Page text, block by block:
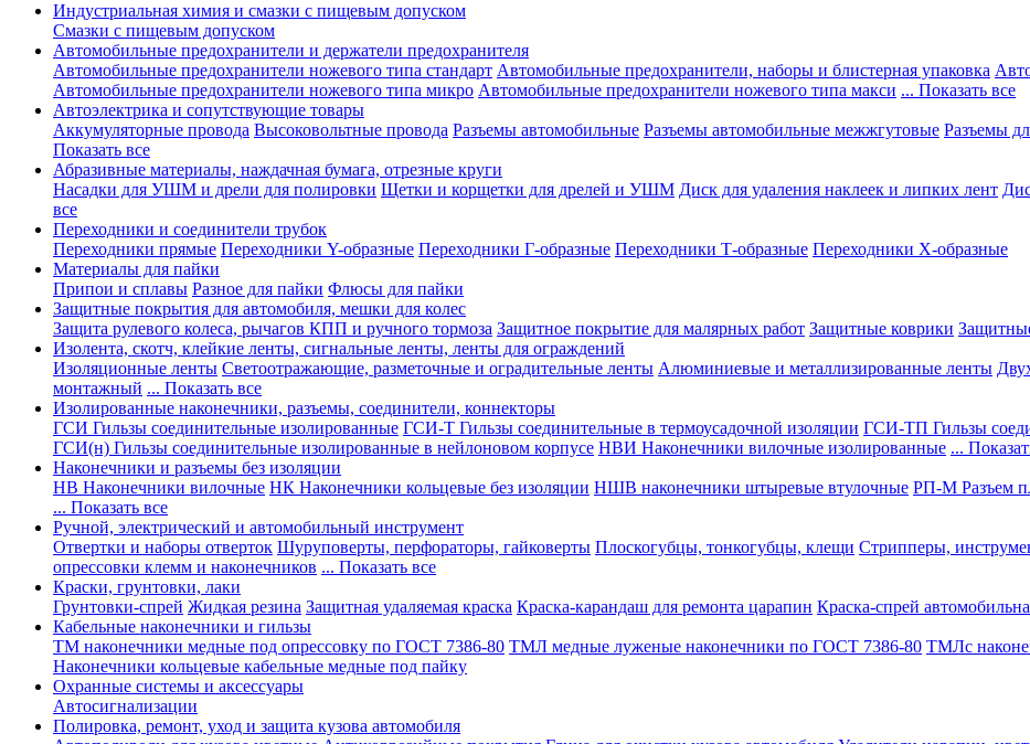
Индустриальная химия и смазки с пищевым допуском
Смазки с пищевым допуском
Автомобильные предохранители и держатели предохранителя
Автомобильные предохранители ножевого типа стандарт Автомобильные предохранители, наборы и блистерная упаковка
Автомобильные предохранители ножевого типа микро Автомобильные предохранители ножевого типа макси ... Показать все
Автоэлектрика и сопутствующие товары
Аккумуляторные провода Высоковольтные провода Разъемы автомобильные Разъемы автомобильные межжгутовые Разъемы
Показать все
Абразивные материалы, наждачная бумага, отрезные круги
Насадки для УШМ и дрели для полировки Щетки и корщетки для дрелей и УШМ Диск для удаления наклеек и липких лент
все
Переходники и соединители трубок
Переходники прямые Переходники Y-образные Переходники Г-образные Переходники Т-образные Переходники Х-образные
Материалы для пайки
Припои и сплавы Разное для пайки Флюсы для пайки
Защитные покрытия для автомобиля, мешки для колес
Защита рулевого колеса, рычагов КПП и ручного тормоза Защитное покрытие для малярных работ Защитные коврики
Изолента, скотч, клейкие ленты, сигнальные ленты, ленты для ограждений
Изоляционные ленты Светоотражающие, разметочные и оградительные ленты Алюминиевые и металлизированные ленты
монтажный ... Показать все
Изолированные наконечники, разъемы, соединители, коннекторы
ГСИ Гильзы соединительные изолированные ГСИ-Т Гильзы соединительные в термоусадочной изоляции ГСИ-ТП Гильзы
ГСИ(н) Гильзы соединительные изолированные в нейлоновом корпусе НВИ Наконечники вилочные изолированные ...
Наконечники и разъемы без изоляции
НВ Наконечники вилочные НК Наконечники кольцевые без изоляции НШВ наконечники штыревые втулочные РП-М Разъем
... Показать все
Ручной, электрический и автомобильный инструмент
Отвертки и наборы отверток Шуруповерты, перфораторы, гайковерты Плоскогубцы, тонкогубцы, клещи Стрипперы,
опрессовки клемм и наконечников ... Показать все
Краски, грунтовки, лаки
Грунтовки-спрей Жидкая резина Защитная удаляемая краска Краска-карандаш для ремонта царапин Краска-спрей
Кабельные наконечники и гильзы
ТМ наконечники медные под опрессовку по ГОСТ 7386-80 ТМЛ медные луженые наконечники по ГОСТ 7386-80 ТМЛс
Наконечники кольцевые кабельные медные под пайку
Охранные системы и аксессуары
Автосигнализации
Полировка, ремонт, уход и защита кузова автомобиля